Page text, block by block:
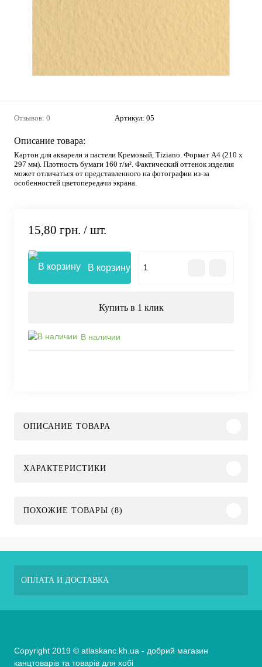
Отзывов: 0 Артикул: 05
Описание товара:
Картон для акварели и пастели Кремовый, Tiziano. Формат А4 (210 х
297 мм). Плотность бумаги 160 г/м². Фактический оттенок изделия
может отличаться от представленного на фотографии из-за
особенностей цветопередачи экрана.
15,80 грн. / шт.
В корзину
Купить в 1 клик
В наличии
ОПИСАНИЕ ТОВАРА
ХАРАКТЕРИСТИКИ
ПОХОЖИЕ ТОВАРЫ (8)
ОПЛАТА И ДОСТАВКА
Copyright 2019 © atlaskanc.kh.ua - добрий магазин
канцтоварів та товарів для хобі